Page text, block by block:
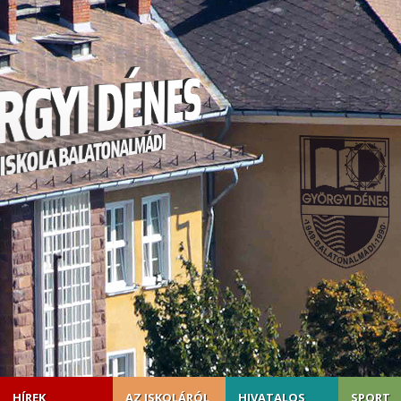
HÍREK AZ ISKOLÁRÓL
HIVATALOS
SPORT